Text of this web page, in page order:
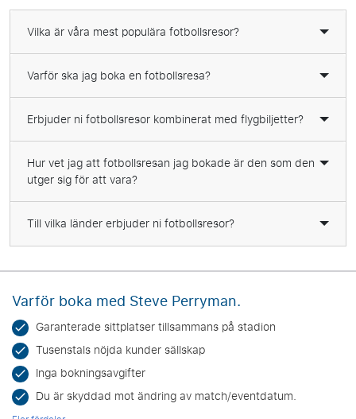
Vilka är våra mest populära fotbollsresor?
Varför ska jag boka en fotbollsresa?
Erbjuder ni fotbollsresor kombinerat med flygbiljetter?
Hur vet jag att fotbollsresan jag bokade är den som den
utger sig för att vara?
Till vilka länder erbjuder ni fotbollsresor?
Varför boka med Steve Perryman.
Garanterade sittplatser tillsammans på stadion
Tusenstals nöjda kunder sällskap
Inga bokningsavgifter
Du är skyddad mot ändring av match/eventdatum.